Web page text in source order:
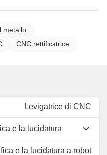
metallo
CNC rettificatrice
Levigatrice di CNC
e la lucidatura
e la lucidatura a robot